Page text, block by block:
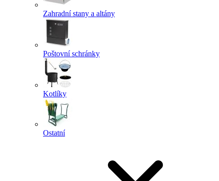
Zahradní stany a altány
Poštovní schránky
Kotlíky
Ostatní